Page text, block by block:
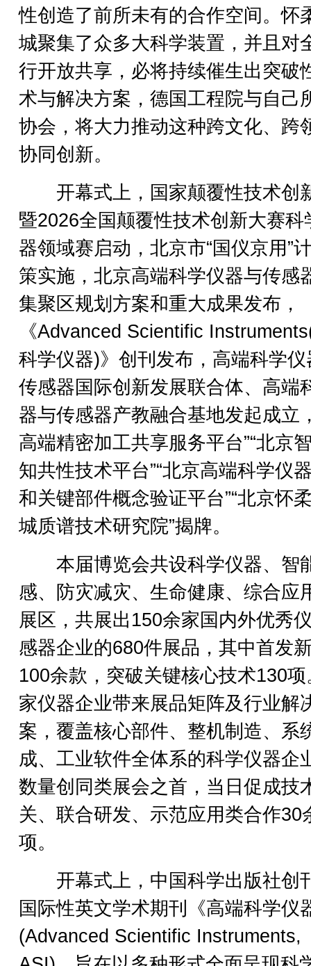
性创造了前所未有的合作空间。怀
城聚集了众多大科学装置，并且对
行开放共享，必将持续催生出突破
术与解决方案，德国工程院与自己
协会，将大力推动这种跨文化、跨
协同创新。
开幕式上，国家颠覆性技术创
暨2026全国颠覆性技术创新大赛科
器领域赛启动，北京市“国仪京用”
策实施，北京高端科学仪器与传感
集聚区规划方案和重大成果发布，
《Advanced Scientific
科学仪器)》创刊发布，高端科学仪
传感器国际创新发展联合体、高端
器与传感器产教融合基地发起成立
高端精密加工共享服务平台”“北京
知共性技术平台”“北京高端科学仪
和关键部件概念验证平台”“北京怀
城质谱技术研究院”揭牌。
本届博览会共设科学仪器、智
感、防灾减灾、生命健康、综合应
展区，共展出150余家国内外优秀
感器企业的680件展品，其中首发
100余款，突破关键核心技术130项
家仪器企业带来展品矩阵及行业解
案，覆盖核心部件、整机制造、系
成、工业软件全体系的科学仪器企
数量创同类展会之首，当日促成技
关、联合研发、示范应用类合作30
项。
开幕式上，中国科学出版社创
国际性英文学术期刊《高端科学仪
(Advanced Scientific Instruments,